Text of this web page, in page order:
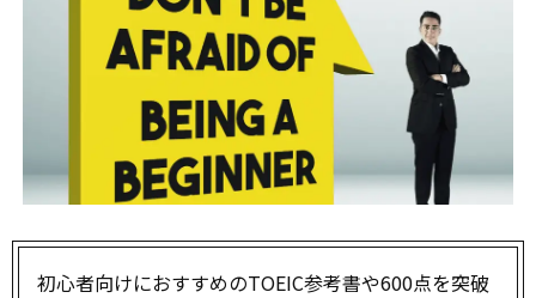
初心者向けにおすすめのTOEIC参考書や600点を突破